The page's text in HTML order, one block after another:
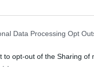
Data Processing Opt
to opt-out of the Sharing of